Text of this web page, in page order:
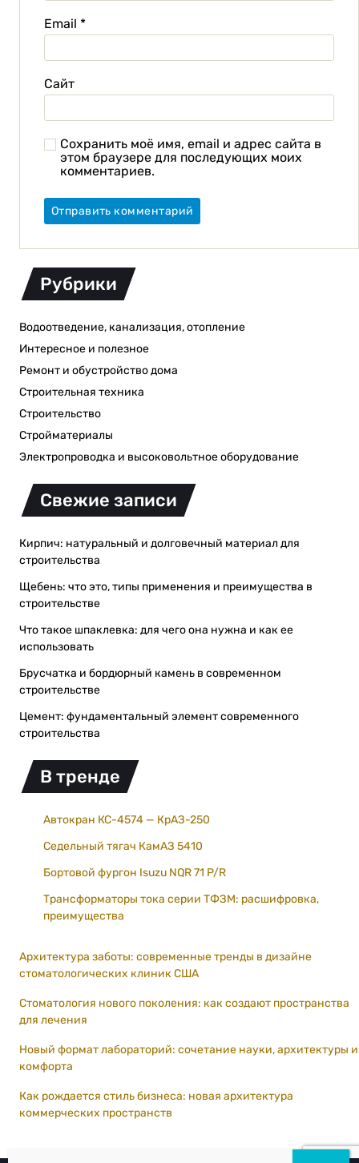
Email *
Сайт
Сохранить моё имя, email и адрес сайта в
этом браузере для последующих моих
комментариев.
Рубрики
Водоотведение, канализация, отопление
Интересное и полезное
Ремонт и обустройство дома
Строительная техника
Строительство
Стройматериалы
Электропроводка и высоковольтное оборудование
Свежие записи
Кирпич: натуральный и долговечный материал для
строительства
Щебень: что это, типы применения и преимущества в
строительстве
Что такое шпаклевка: для чего она нужна и как ее
использовать
Брусчатка и бордюрный камень в современном
строительстве
Цемент: фундаментальный элемент современного
строительства
В тренде
Автокран КС-4574 — КрАЗ-250
Седельный тягач КамАЗ 5410
Бортовой фургон Isuzu NQR 71 P/R
Трансформаторы тока серии ТФЗМ: расшифровка,
преимущества
Архитектура заботы: современные тренды в дизайне
стоматологических клиник США
Стоматология нового поколения: как создают пространства
для лечения
Новый формат лабораторий: сочетание науки, архитектуры и
комфорта
Как рождается стиль бизнеса: новая архитектура
коммерческих пространств